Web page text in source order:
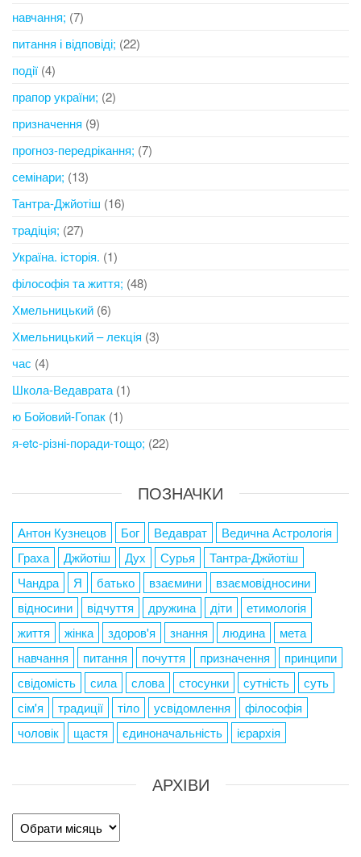
навчання; (7)
питання і відповіді; (22)
події (4)
прапор україни; (2)
призначення (9)
прогноз-передрікання; (7)
семінари; (13)
Тантра-Джйотіш (16)
традіція; (27)
Україна. історія. (1)
філософія та життя; (48)
Хмельницький (6)
Хмельницький – лекція (3)
час (4)
Школа-Ведаврата (1)
ю Бойовий-Гопак (1)
я-etc-різні-поради-тощо; (22)
ПОЗНАЧКИ
Антон Кузнецов Бог Ведаврат
Ведична Астрологія
Граха
Джйотіш Дух Сурья
Тантра-Джйотіш
Чандра
Я батько взаємини
взаємовідносини
відносини
відчуття дружина діти
етимологія
життя
жінка здоров'я знання людина
мета
навчання
питання почуття призначення
принципи
свідомість
сила слова стосунки сутність
суть
сім'я
традиції тіло усвідомлення
філософія
чоловік
щастя єдиноначальність ієрархія
АРХІВИ
Архіви